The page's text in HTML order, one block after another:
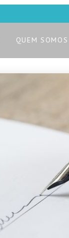
QUEM SOMOS